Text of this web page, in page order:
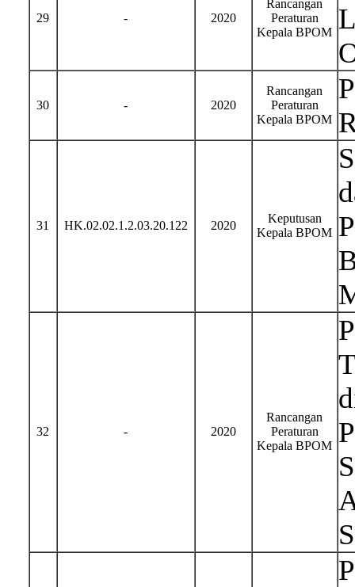
29 - 2020
Rancangan
Peraturan
Kepala BPOM
30 - 2020
Rancangan
Peraturan
Kepala BPOM
31 HK.02.02.1.2.03.20.122 2020
Keputusan
Kepala BPOM
32 - 2020
Rancangan
Peraturan
Kepala BPOM